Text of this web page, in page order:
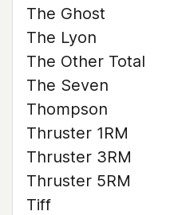
The Ghost
The Lyon
The Other Total
The Seven
Thompson
Thruster 1RM
Thruster 3RM
Thruster 5RM
Tiff